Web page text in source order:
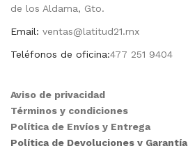
de los Aldama, Gto.
Email: ventas@latitud21.mx
Teléfonos de oficina:477 251 9404
Aviso de privacidad
Términos y condiciones
Política de Envíos y Entrega
Política de Devoluciones y Garantía